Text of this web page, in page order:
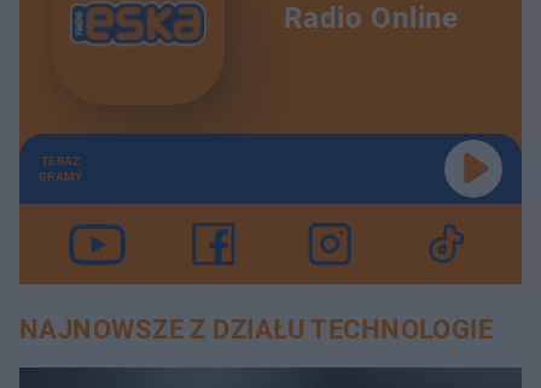
Radio Online
TERAZ
GRAMY
NAJNOWSZE Z DZIAŁU TECHNOLOGIE